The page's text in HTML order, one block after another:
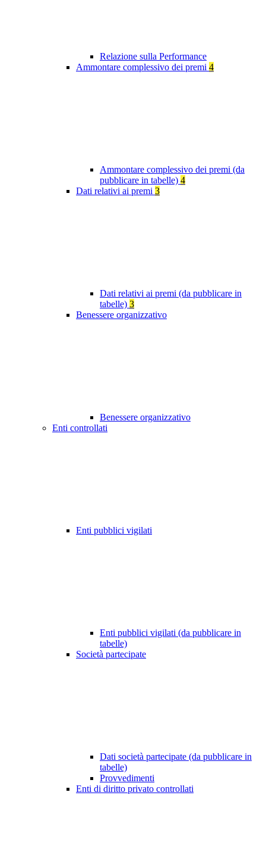
Relazione sulla Performance
Ammontare complessivo dei premi 4
Ammontare complessivo dei premi (da
pubblicare in tabelle) 4
Dati relativi ai premi 3
Dati relativi ai premi (da pubblicare in
tabelle) 3
Benessere organizzativo
Benessere organizzativo
Enti controllati
Enti pubblici vigilati
Enti pubblici vigilati (da pubblicare in
tabelle)
Società partecipate
Dati società partecipate (da pubblicare in
tabelle)
Provvedimenti
Enti di diritto privato controllati